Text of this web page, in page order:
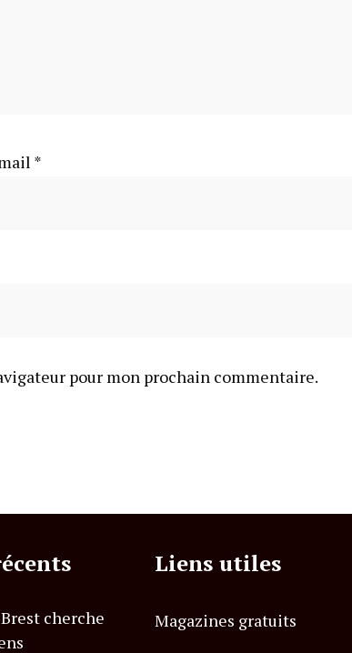
*
pour mon prochain commentaire.
cherche
Liens utiles
Magazines gratuits